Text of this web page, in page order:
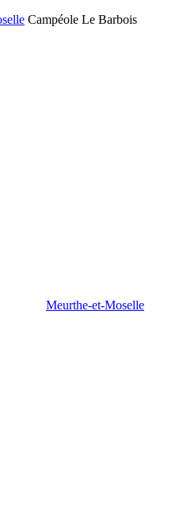
Campéole Le Barbois
Meurthe-et-Moselle